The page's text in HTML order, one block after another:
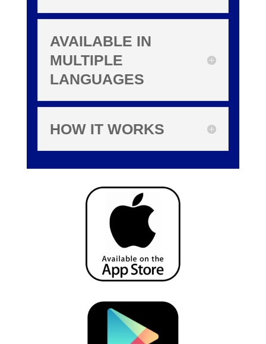
AVAILABLE IN
MULTIPLE
LANGUAGES
HOW IT WORKS